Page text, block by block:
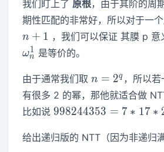
我们盯上了 原根，由于其阶的周
期性匹配的非常好，所以对于一
n + 1 ，我们可以保证 其膜 p 意
ωn
1 是等价的。
由于通常我们取n=2^q
n = 2q ，所以
有很多 2 的幂，那他就适合做
比如说998244353 = 7 ∗ 17 ∗
给出递归版的 NTT（因为非递归